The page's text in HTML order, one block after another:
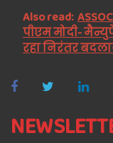
Also read:
पीएम मोदी-
रहा निरंतर